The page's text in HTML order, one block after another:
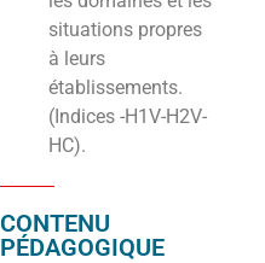
situations propres
à leurs
établissements.
(Indices -H1V-H2V-
HC).
CONTENU
PÉDAGOGIQUE